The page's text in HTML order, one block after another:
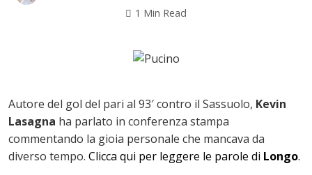
1 Min Read
Autore del gol del pari al 93′ contro il Sassuolo, Kevin
Lasagna ha parlato in conferenza stampa
commentando la gioia personale che mancava da
diverso tempo. Clicca qui per leggere le parole di Longo.